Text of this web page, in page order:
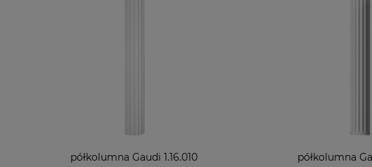
półkolumna Gaudi 1.16.010 półkolumna